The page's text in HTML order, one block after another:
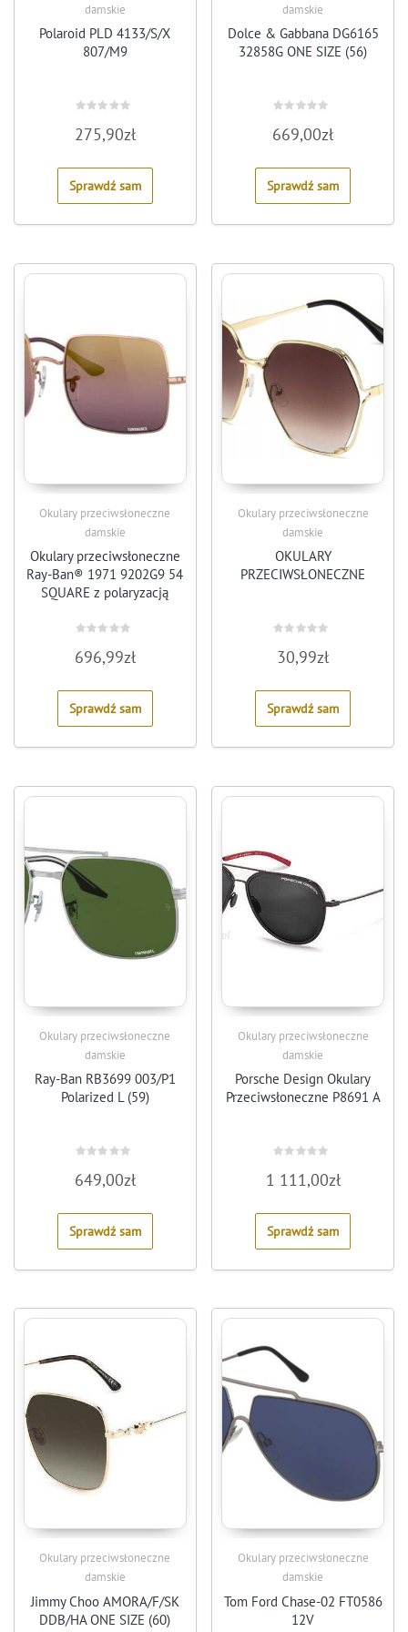
damskie
Polaroid PLD 4133/S/X
807/M9
0
out
5
275,90zł
Sprawdź sam
damskie
Dolce & Gabbana DG6165
32858G ONE SIZE (56)
0
out
5
669,00zł
Sprawdź sam
Okulary przeciwsłoneczne
damskie
Okulary przeciwsłoneczne
Ray-Ban® 1971 9202G9 54
SQUARE z polaryzacją
0
out
5
696,99zł
Sprawdź sam
Okulary przeciwsłoneczne
damskie
OKULARY
PRZECIWSŁONECZNE
0
out
5
30,99zł
Sprawdź sam
Okulary przeciwsłoneczne
damskie
Ray-Ban RB3699 003/P1
Polarized L (59)
0
out
5
649,00zł
Sprawdź sam
Okulary przeciwsłoneczne
damskie
Porsche Design Okulary
Przeciwsłoneczne P8691 A
out
5
1 111,00zł
Sprawdź sam
Okulary przeciwsłoneczne
damskie
Jimmy Choo AMORA/F/SK
DDB/HA ONE SIZE (60)
Okulary przeciwsłoneczne
damskie
Tom Ford Chase-02 FT0586
12V